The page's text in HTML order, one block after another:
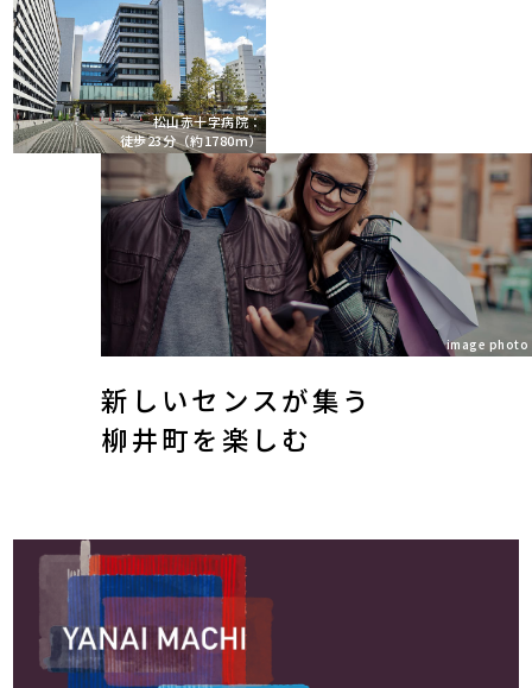
松山赤十字病院：
徒歩23分（約1780m）
新しいセンスが集う
柳井町を楽しむ
image photo